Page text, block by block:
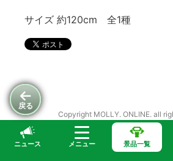
ニュース メニュー 景品一覧
戻る
サイズ 約120cm 全1種
Copyright MOLLY. ONLINE. all